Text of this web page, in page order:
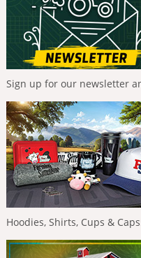
Sign up for our newsletter
Hoodies, Shirts, Cups &